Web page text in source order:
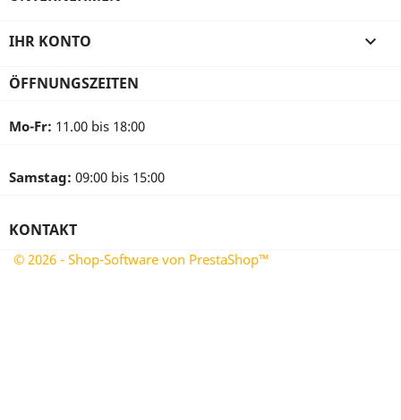
IHR KONTO 
ÖFFNUNGSZEITEN
Mo-Fr: 11.00 bis 18:00
Samstag: 09:00 bis 15:00
KONTAKT
© 2026 - Shop-Software von PrestaShop™